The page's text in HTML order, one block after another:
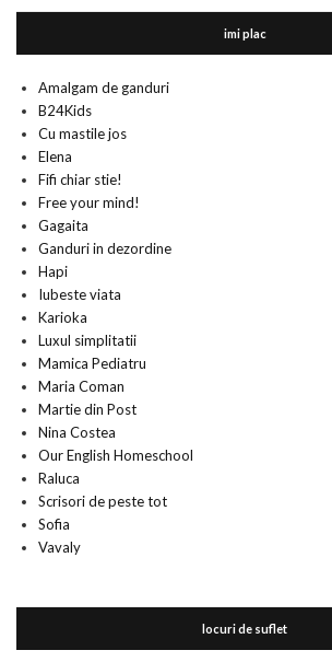
imi plac
Amalgam de ganduri
B24Kids
Cu mastile jos
Elena
Fifi chiar stie!
Free your mind!
Gagaita
Ganduri in dezordine
Hapi
Iubeste viata
Karioka
Luxul simplitatii
Mamica Pediatru
Maria Coman
Martie din Post
Nina Costea
Our English Homeschool
Raluca
Scrisori de peste tot
Sofia
Vavaly
locuri de suflet